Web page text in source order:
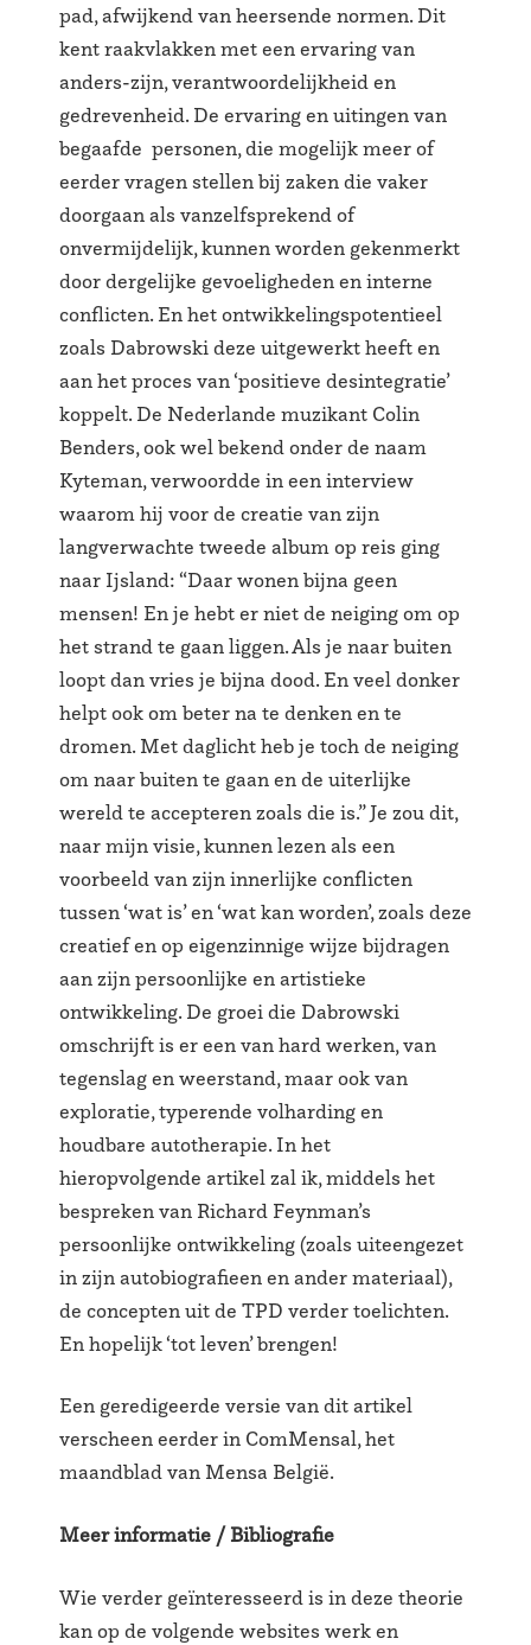
pad, afwijkend van heersende normen. Dit
kent raakvlakken met een ervaring van
anders-zijn, verantwoordelijkheid en
gedrevenheid. De ervaring en uitingen van
begaafde personen, die mogelijk meer of
eerder vragen stellen bij zaken die vaker
doorgaan als vanzelfsprekend of
onvermijdelijk, kunnen worden gekenmerkt
door dergelijke gevoeligheden en interne
conflicten. En het ontwikkelingspotentieel
zoals Dabrowski deze uitgewerkt heeft en
aan het proces van ‘positieve desintegratie’
koppelt. De Nederlande muzikant Colin
Benders, ook wel bekend onder de naam
Kyteman, verwoordde in een interview
waarom hij voor de creatie van zijn
langverwachte tweede album op reis ging
naar Ijsland: “Daar wonen bijna geen
mensen! En je hebt er niet de neiging om op
het strand te gaan liggen. Als je naar buiten
loopt dan vries je bijna dood. En veel donker
helpt ook om beter na te denken en te
dromen. Met daglicht heb je toch de neiging
om naar buiten te gaan en de uiterlijke
wereld te accepteren zoals die is.” Je zou dit,
naar mijn visie, kunnen lezen als een
voorbeeld van zijn innerlijke conflicten
tussen ‘wat is’ en ‘wat kan worden’, zoals deze
creatief en op eigenzinnige wijze bijdragen
aan zijn persoonlijke en artistieke
ontwikkeling. De groei die Dabrowski
omschrijft is er een van hard werken, van
tegenslag en weerstand, maar ook van
exploratie, typerende volharding en
houdbare autotherapie. In het
hieropvolgende artikel zal ik, middels het
bespreken van Richard Feynman’s
persoonlijke ontwikkeling (zoals uiteengezet
in zijn autobiografieen en ander materiaal),
de concepten uit de TPD verder toelichten.
En hopelijk ‘tot leven’ brengen!
Een geredigeerde versie van dit artikel
verscheen eerder in ComMensal, het
maandblad van Mensa België.
Meer informatie / Bibliografie
Wie verder geïnteresseerd is in deze theorie
kan op de volgende websites werk en